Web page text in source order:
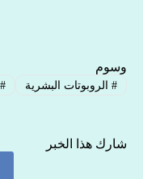
وسوم
#الروبوتات البشرية #
شارك هذا الخبر